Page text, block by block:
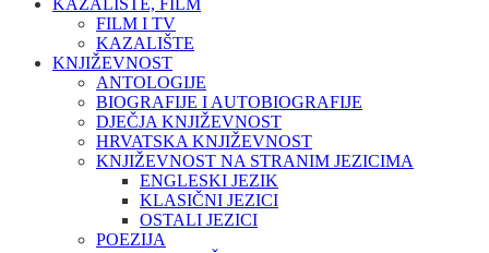
KAZALIŠTE, FILM
FILM I TV
KAZALIŠTE
KNJIŽEVNOST
ANTOLOGIJE
BIOGRAFIJE I AUTOBIOGRAFIJE
DJEČJA KNJIŽEVNOST
HRVATSKA KNJIŽEVNOST
KNJIŽEVNOST NA STRANIM JEZICIMA
ENGLESKI JEZIK
KLASIČNI JEZICI
OSTALI JEZICI
POEZIJA